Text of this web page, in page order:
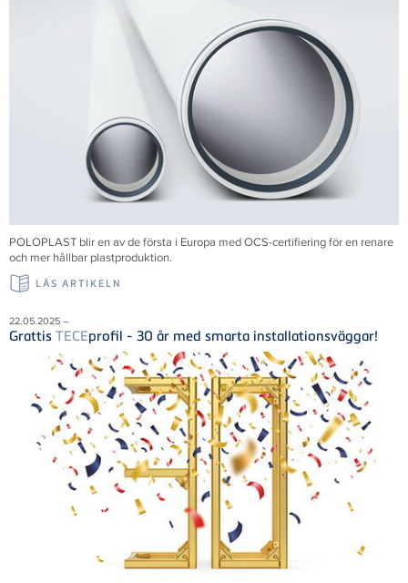
POLOPLAST blir en av de första i Europa med OCS-certifiering för en renare
och mer hållbar plastproduktion.
LÄS ARTIKELN
22.05.2025 –
Grattis TECEprofil - 30 år med smarta installationsväggar!